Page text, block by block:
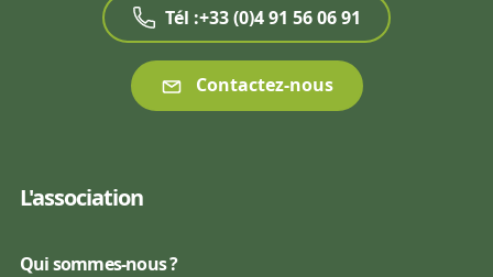
Tél :+33 (0)4 91 56 06 91
Contactez-nous
L'association
Qui sommes-nous ?